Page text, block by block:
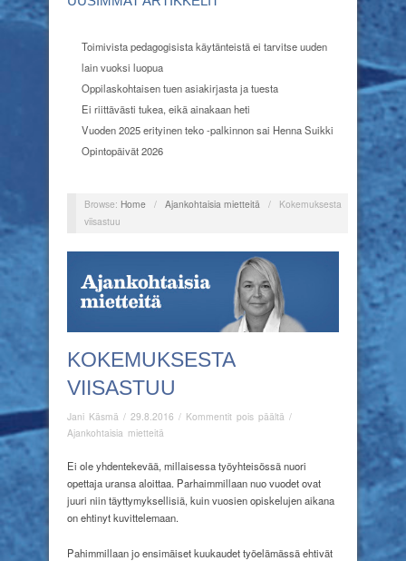
Toimivista pedagogisista käytänteistä ei tarvitse uuden
lain vuoksi luopua
Oppilaskohtaisen tuen asiakirjasta ja tuesta
Ei riittävästi tukea, eikä ainakaan heti
Vuoden 2025 erityinen teko -palkinnon sai Henna Suikki
Opintopäivät 2026
Browse: Home / Ajankohtaisia mietteitä /
Kokemuksesta
viisastuu
KOKEMUKSESTA
VIISASTUU
Jani Käsmä / 29.8.2016 / Kommentit pois päältä artikkelissa
/
Ajankohtaisia mietteitä
Ei ole yhdentekevää, millaisessa työyhteisössä nuori
opettaja uransa aloittaa. Parhaimmillaan nuo vuodet ovat
juuri niin täyttymyksellisiä, kuin vuosien opiskelujen aikana
on ehtinyt kuvittelemaan.
Pahimmillaan jo ensimäiset kuukaudet työelämässä ehtivät